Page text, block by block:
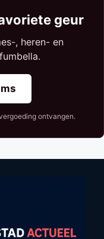
geur
, heren- en
ontvangen.